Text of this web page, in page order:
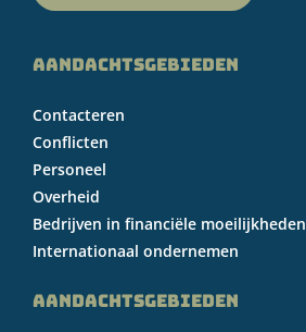
AANDACHTSGEBIEDEN
Contacteren
Conflicten
Personeel
Overheid
Bedrijven in financiële moeilijkheden
Internationaal ondernemen
AANDACHTSGEBIEDEN